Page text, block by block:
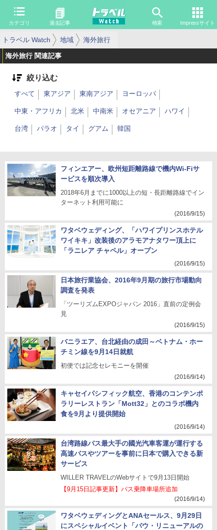
カテゴリ 過去記事 検索 Impressサイト
トラベル Watch 地域 海外旅行
海外旅行 関連記事
絞り込む
すべて 東アジア 東南アジア ヨーロッパ
中東・アフリカ 北米 中南米 オセアニア ハワイ
台湾 パラオ タイ グアム 韓国
フィンエアー、欧州短距離路線で機内Wi-Fiサ
ービスを順次導入
2018年6月までに1000以上の短・長距離路線でイン
ターネット利用可能に
(2016/9/15)
ワタベウェディング、「ハワイプリンスホテル
ワイキキ」改装後のアラモアナタワー頂上に
「ラニレア チャペル」オープン
(2016/9/15)
日本旅行業協会、2016年9月期の旅行市場動向
調査を発表
「ツーリズムEXPOジャパン 2016」直前の定例会
見
(2016/9/15)
バニラエア、台北経由の成田～ベトナム・ホー
チミン線を9月14日就航
初便では記念セレモニーを開催
(2016/9/14)
キャセイパシフィック航空、香港のコンテンポ
ラリーレストラン「Mott32」とのコラボ機内
食を9月より提供開始
(2016/9/14)
台湾路線バス最大手の國光汽車客運が運行する
高速バスやツアーを事前に日本で購入できる新
サービス
WILLER TRAVELのWebサイトで9月13日開始
【9月15日記事更新】バス乗降車場所追加
(2016/9/14)
ワタベウェディングとANAセールス、9月29日
にスペシャルイベント「バウ・リニューアルの